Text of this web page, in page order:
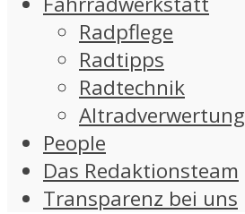
Radpflege
Radtipps
Radtechnik
Altradverwertung
People
Das Redaktionsteam
Transparenz bei uns